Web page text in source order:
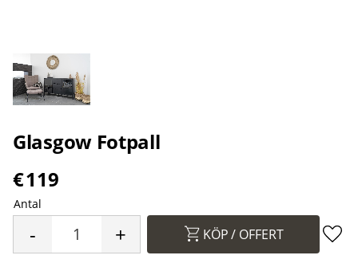
Glasgow Fotpall
€119
Antal
+
- KÖP